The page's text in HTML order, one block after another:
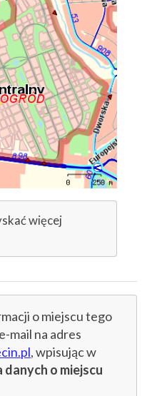
więcej
o miejscu tego
mail na adres
, wpisując w
danych o miejscu